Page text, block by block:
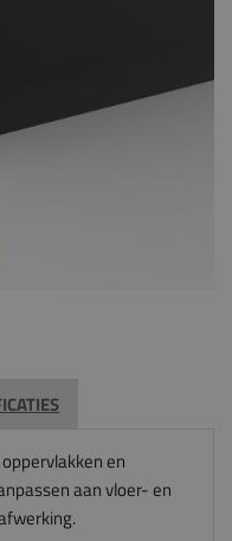
en
aan vloer- en